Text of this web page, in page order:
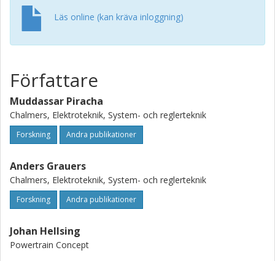
Läs online (kan kräva inloggning)
Författare
Muddassar Piracha
Chalmers, Elektroteknik, System- och reglerteknik
Forskning Andra publikationer
Anders Grauers
Chalmers, Elektroteknik, System- och reglerteknik
Forskning Andra publikationer
Johan Hellsing
Powertrain Concept